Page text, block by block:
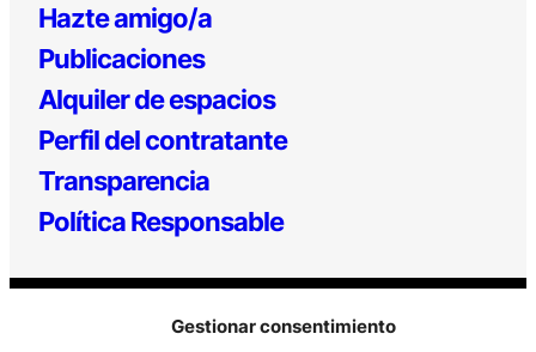
Gestionar consentimiento
Hazte amigo/a
Publicaciones
Alquiler de espacios
Perfil del contratante
Transparencia
Política Responsable